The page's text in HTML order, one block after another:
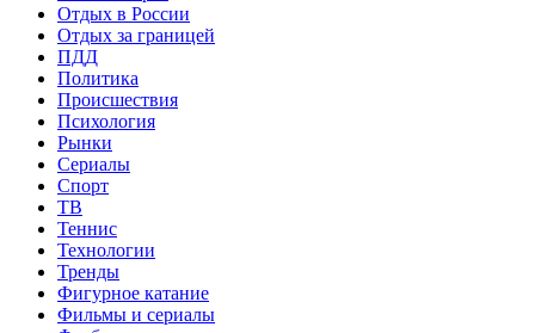
Отдых в России
Отдых за границей
ПДД
Политика
Происшествия
Психология
Рынки
Сериалы
Спорт
ТВ
Теннис
Технологии
Тренды
Фигурное катание
Фильмы и сериалы